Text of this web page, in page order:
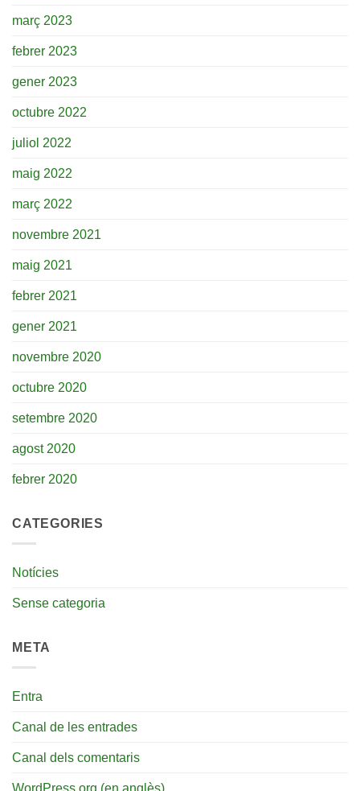
març 2023
febrer 2023
gener 2023
octubre 2022
juliol 2022
maig 2022
març 2022
novembre 2021
maig 2021
febrer 2021
gener 2021
novembre 2020
octubre 2020
setembre 2020
agost 2020
febrer 2020
CATEGORIES
Notícies
Sense categoria
META
Entra
Canal de les entrades
Canal dels comentaris
WordPress.org (en anglès)